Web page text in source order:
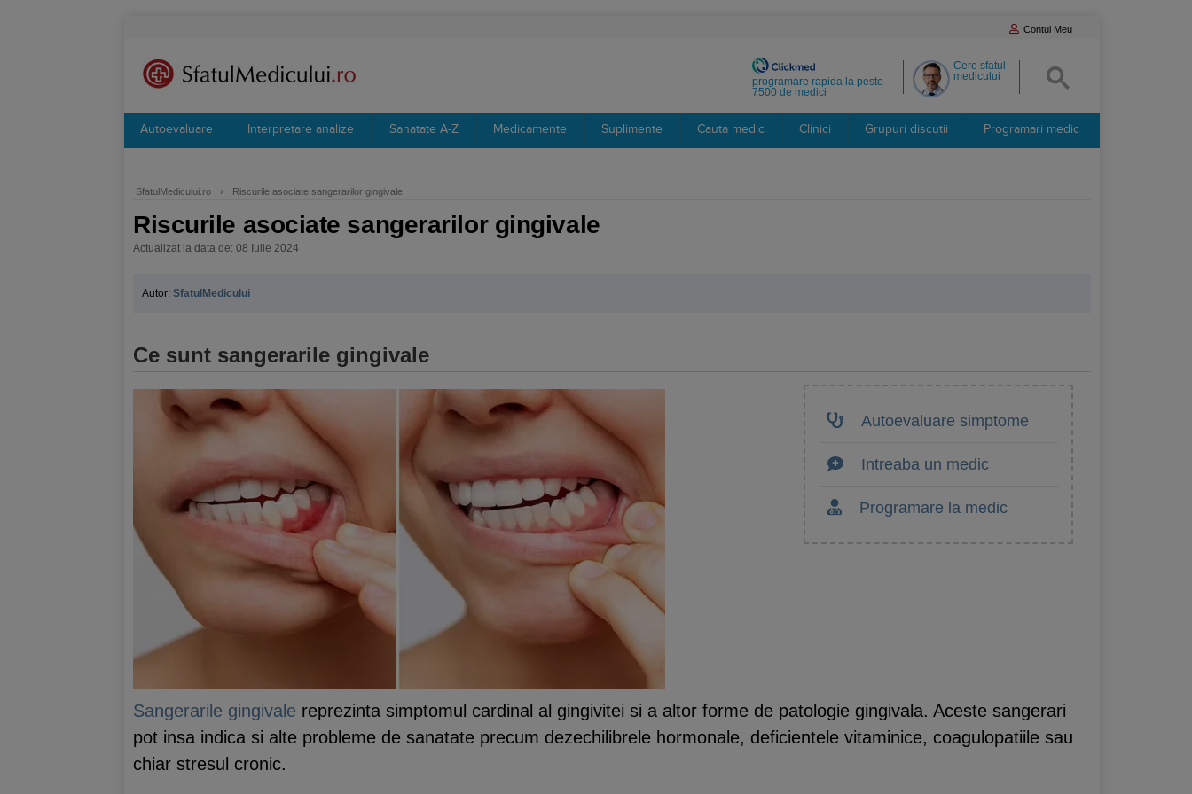
Contul Meu
Cere sfatul
medicului
programare rapida la peste
7500 de medici
Autoevaluare Interpretare analize Sanatate A-Z Medicamente Suplimente Cauta medic Clinici Grupuri discutii Programari medic
SfatulMedicului.ro › Riscurile asociate sangerarilor gingivale
Riscurile asociate sangerarilor gingivale
Actualizat la data de: 08 Iulie 2024
Autor: SfatulMedicului
Ce sunt sangerarile gingivale
Autoevaluare simptome
Intreaba un medic
Programare la medic
Sangerarile gingivale reprezinta simptomul cardinal al gingivitei si a altor forme de patologie gingivala. Aceste sangerari
pot insa indica si alte probleme de sanatate precum dezechilibrele hormonale, deficientele vitaminice, coagulopatiile sau
chiar stresul cronic.